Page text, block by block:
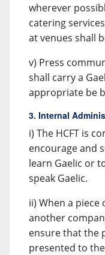
wherever
catering
at venues shall
v) Press
shall carry a
appropriate be
3. Internal
i) The HCFT is
encourage and
learn Gaelic or
speak Gaelic.
ii) When a
another
ensure that the
presented to